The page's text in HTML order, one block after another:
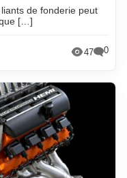
de fonderie peut
[…]
47 0